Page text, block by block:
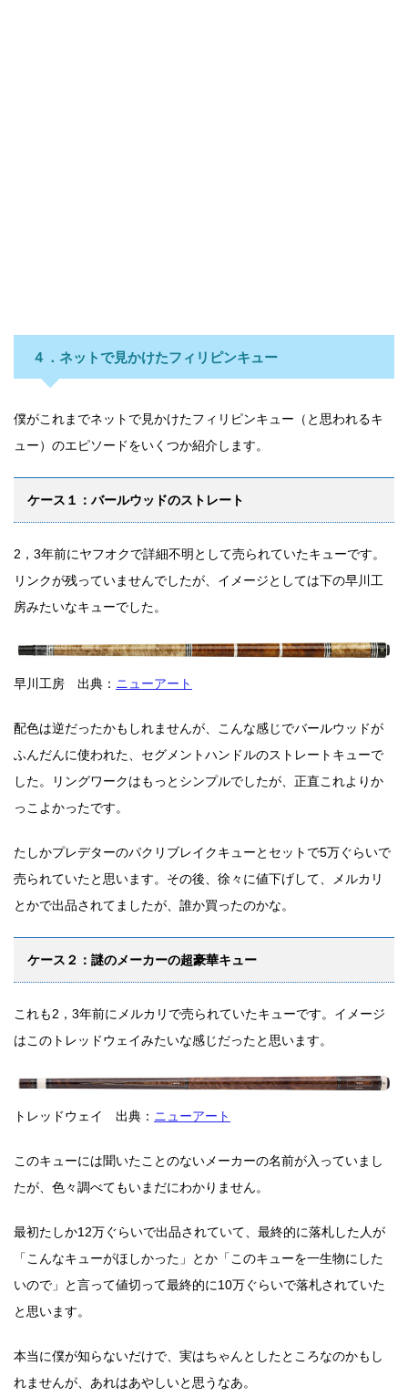
４．ネットで見かけたフィリピンキュー
僕がこれまでネットで見かけたフィリピンキュー（と思われるキ
ュー）のエピソードをいくつか紹介します。
ケース１：バールウッドのストレート
2，3年前にヤフオクで詳細不明として売られていたキューです。
リンクが残っていませんでしたが、イメージとしては下の早川工
房みたいなキューでした。
早川工房 出典： ニューアート
配色は逆だったかもしれませんが、こんな感じでバールウッドが
ふんだんに使われた、セグメントハンドルのストレートキューで
した。リングワークはもっとシンプルでしたが、正直これよりか
っこよかったです。
たしかプレデターのパクリブレイクキューとセットで5万ぐらいで
売られていたと思います。その後、徐々に値下げして、メルカリ
とかで出品されてましたが、誰か買ったのかな。
ケース２：謎のメーカーの超豪華キュー
これも2，3年前にメルカリで売られていたキューです。 イメージ
はこのトレッドウェイみたいな感じだったと思います。
トレッドウェイ 出典： ニューアート
このキューには聞いたことのないメーカーの名前が入っていまし
たが、色々調べてもいまだにわかりません。
最初たしか12万ぐらいで出品されていて、最終的に落札した人が
「こんなキューがほしかった」とか「このキューを一生物にした
いので」と言って値切って最終的に10万ぐらいで落札されていた
と思います。
本当に僕が知らないだけで、実はちゃんとしたところなのかもし
れませんが、あれはあやしいと思うなあ。